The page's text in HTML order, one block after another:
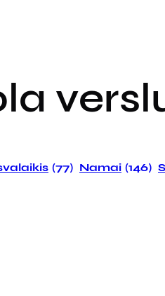
(77) Namai (146)